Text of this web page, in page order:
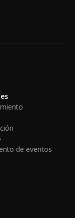
de eventos